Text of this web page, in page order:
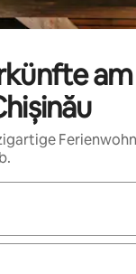
am
sind, navigiere